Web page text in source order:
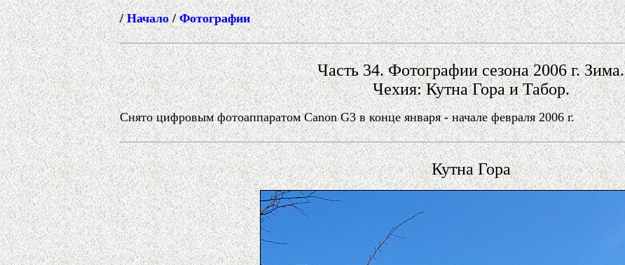
/Начало/Фотографии
Часть 34. Фотографии сезона 2006 г. Зима.
Чехия: Кутна Гора и Табор.
Снято цифровым фотоаппаратом Canon G3 в конце января - начале февраля 2006 г.
Кутна Гора